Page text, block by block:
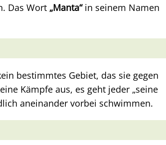
Das Wort „Manta“ in seinem Namen
bestimmtes Gebiet, das sie gegen
Kämpfe aus, es geht jeder „seine
aneinander vorbei schwimmen.